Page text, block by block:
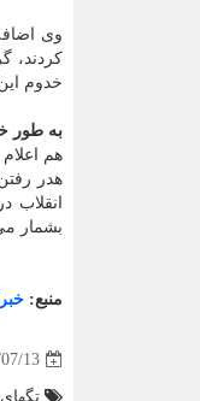
وی
کردند،
خدوم
به طور
هم
هدر
بشمار
منبع:
13